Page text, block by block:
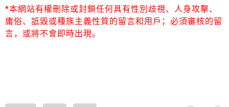
*本網站有權刪除或封鎖任何具有性別歧視、人身攻擊、
庸俗、詆毀或種族主義性質的留言和用戶；必須審核的留
言，或將不會即時出現。